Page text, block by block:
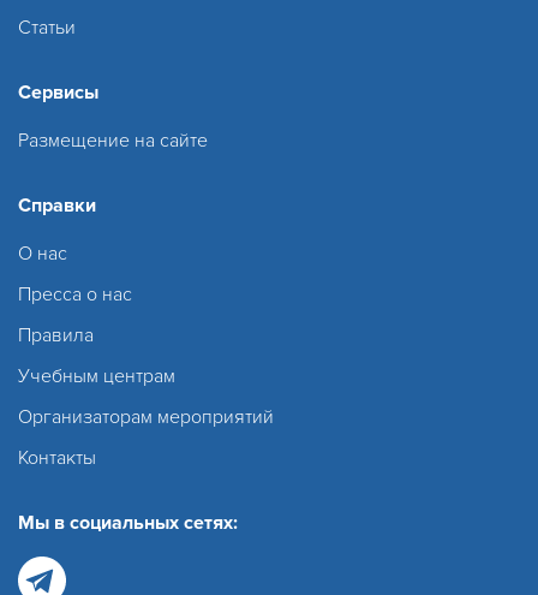
Статьи
Сервисы
Размещение на сайте
Справки
О нас
Пресса о нас
Правила
Учебным центрам
Организаторам мероприятий
Контакты
Мы в социальных сетях: